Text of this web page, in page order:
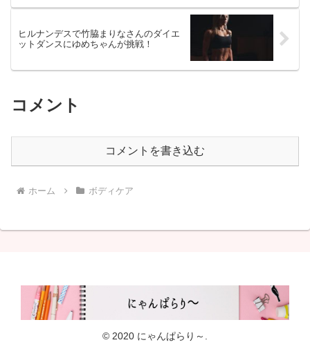
ヒルナンデスで竹脇まりなさんのダイエ
ットダンスにゆめちゃんが挑戦！
コメント
コメントを書き込む
ホーム ボディケア
© 2020 にゃんぱらり～.